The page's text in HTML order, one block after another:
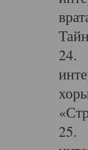
24.
25.